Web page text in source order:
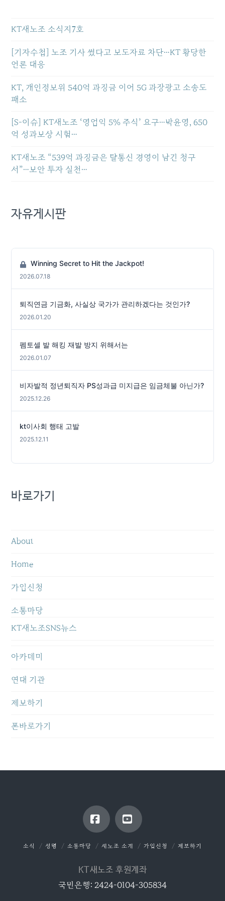
KT새노조 소식지7호
[기자수첩] 노조 기사 썼다고 보도자료 차단…KT 황당한
언론 대응
KT, 개인정보위 540억 과징금 이어 5G 과장광고 소송도
패소
[S-이슈] KT새노조 ‘영업익 5% 주식’ 요구…박윤영, 650
억 성과보상 시험…
KT새노조 “539억 과징금은 탈통신 경영이 남긴 청구
서”…보안 투자 실천…
자유게시판
Winning Secret to Hit the Jackpot!
2026.07.18
퇴직연금 기금화, 사실상 국가가 관리하겠다는 것인가?
2026.01.20
펨토셀 발 해킹 재발 방지 위해서는
2026.01.07
비자발적 정년퇴직자 PS성과급 미지급은 임금체불 아닌가?
2025.12.26
kt이사회 행태 고발
2025.12.11
바로가기
About
Home
가입신청
소통마당
KT새노조SNS뉴스
아카데미
연대 기관
제보하기
폰바로가기
FacebookYouTube
소식 성명 소통마당 새노조 소개 가입신청 제보하기
KT새노조 후원계좌
국민은행: 2424-0104-305834